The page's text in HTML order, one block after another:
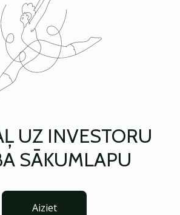
UZ INVESTORU
SĀKUMLAPU
Aiziet